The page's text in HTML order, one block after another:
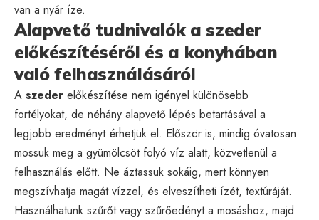
van a nyár íze.
Alapvető tudnivalók a szeder
előkészítéséről és a konyhában
való felhasználásáról
A szeder előkészítése nem igényel különösebb
fortélyokat, de néhány alapvető lépés betartásával a
legjobb eredményt érhetjük el. Először is, mindig óvatosan
mossuk meg a gyümölcsöt folyó víz alatt, közvetlenül a
felhasználás előtt. Ne áztassuk sokáig, mert könnyen
megszívhatja magát vízzel, és elveszítheti ízét, textúráját.
Használhatunk szűrőt vagy szűrőedényt a mosáshoz, majd